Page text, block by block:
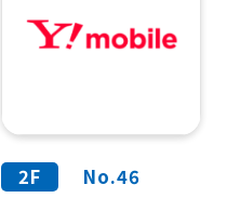
2F No.46